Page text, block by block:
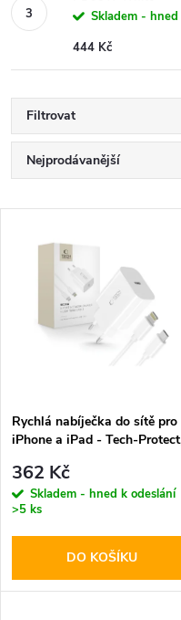
Skladem -
444 Kč
Filtrovat
Ř
a
p
r
o
d
Nejprodávanější
Abecedně
s
p
r
o
d
Rychlá nabíječka do sítě pro
iPhone a iPad - Tech-
362 Kč
Skladem - hned k odeslání
>5 ks
DO KOŠÍKU